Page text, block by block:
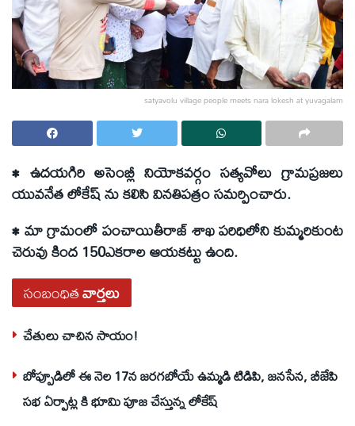
satyavolu village people meets nara lokesh at yuvagalam
• ఉదయగిరి అసెంబ్లీ నియోకవర్గం సత్యవోలు గ్రామప్రజలు
యువనేత లోకేష్ ను కలిసి వినతిపత్రం సమర్పించారు.
• మా గ్రామంలో పంచాయితీరాజ్ శాఖ పరిధిలోని కుమ్మరికుంట
చెరువు కింద 150ఎకరాల ఆయకట్టు ఉంది.
సంబంధితవార్తలు
చేతులు చాచిన సాయం!
బోప్పూడిలో ఈ నెల 17న జరగబోయే ఉమ్మడి టిడిపి, జనసేన, బీజేపి
సభ ఏర్పాట్ల కి భూమి పూజ చేస్తున్న లోకేష్